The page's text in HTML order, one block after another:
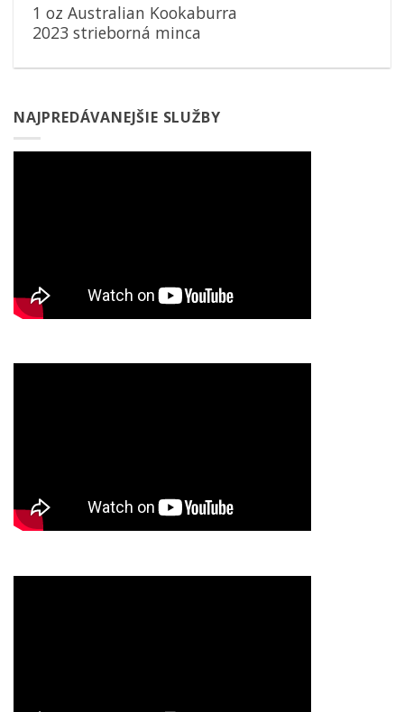
1 oz Australian Kookaburra
2023 strieborná minca
NAJPREDÁVANEJŠIE SLUŽBY